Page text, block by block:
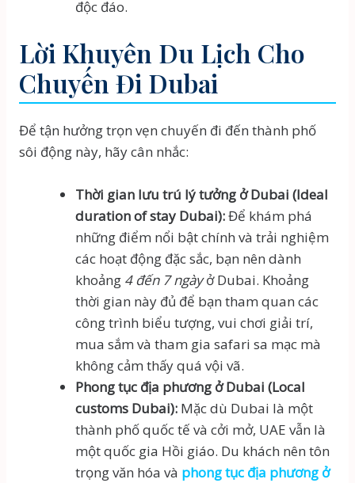
độc đáo.
Lời Khuyên Du Lịch Cho
Chuyến Đi Dubai
Để tận hưởng trọn vẹn chuyến đi đến thành phố
sôi động này, hãy cân nhắc:
Thời gian lưu trú lý tưởng ở Dubai (Ideal
duration of stay Dubai):Để khám phá
những điểm nổi bật chính và trải nghiệm
các hoạt động đặc sắc, bạn nên dành
khoảng 4 đến 7 ngàyở Dubai. Khoảng
thời gian này đủ để bạn tham quan các
công trình biểu tượng, vui chơi giải trí,
mua sắm và tham gia safari sa mạc mà
không cảm thấy quá vội vã.
Phong tục địa phương ở Dubai (Local
customs Dubai):Mặc dù Dubai là một
thành phố quốc tế và cởi mở, UAE vẫn là
một quốc gia Hồi giáo. Du khách nên tôn
trọng văn hóa và phong tục địa phương ở